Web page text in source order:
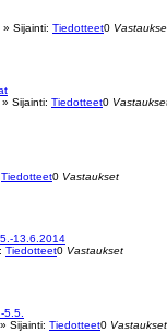
» Sijainti: Tiedotteet0
» Sijainti: Tiedotteet0
Tiedotteet0 Vastaukset
13.6.2014
Tiedotteet0 Vastaukset
5.5.
» Sijainti: Tiedotteet0 Vastaukset